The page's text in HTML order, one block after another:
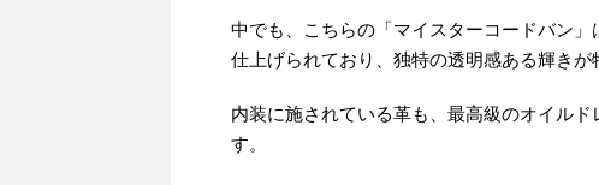
中でも、こちらの「マイスターコードバン
仕上げられており、独特の透明感ある輝きが
内装に施されている革も、最高級のオイル
す。